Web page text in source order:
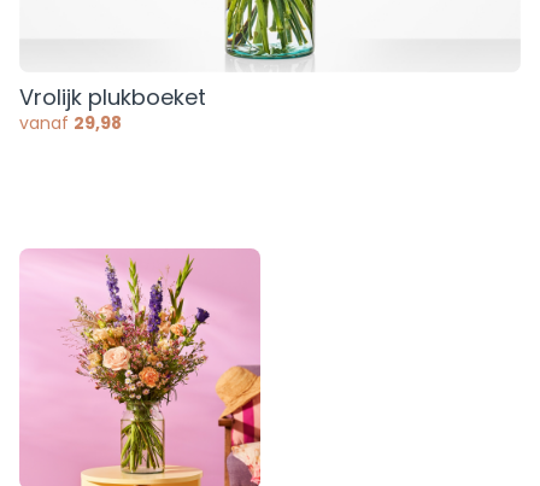
Vrolijk plukboeket
vanaf 29,98